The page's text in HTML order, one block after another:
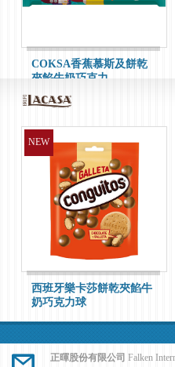
好時ExoticDark紅石榴夾
餡黑巧克力
瑞士蓮極醇系列100%黑
巧克力
HOT
COKSA香蕉慕斯及餅乾
夾餡牛奶巧克力
NEW
西班牙樂卡莎餅乾夾餡牛
奶巧克力球
正暉股份有限公司 Falken